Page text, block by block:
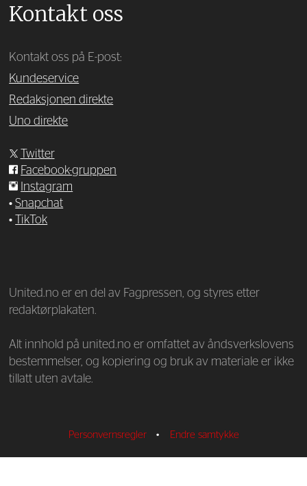
Kontakt oss
Kontakt oss på E-post:
Kundeservice
Redaksjonen direkte
Uno direkte
Twitter
Facebook-gruppen
Instagram
•Snapchat
•
TikTok
United.no er en del av Fagpressen, og styres etter
redaktørplakaten.
Alt innhold på united.no er omfattet av åndsverkslovens
bestemmelser, og kopiering og bruk av materiale er ikke
tillatt uten avtale.
Personvernsregler • Endre samtykke